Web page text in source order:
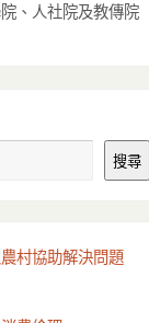
、人社院及教傳院
搜尋
村協助解決問題